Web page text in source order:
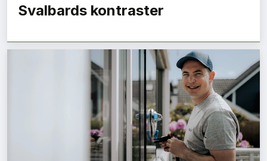
Svalbards kontraster